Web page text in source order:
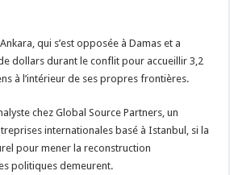
qui s’est opposée à Damas et a
dollars durant le conflit pour accueillir 3,2
à l’intérieur de ses propres frontières.
chez Global Source Partners, un
internationales basé à Istanbul, si la
pour mener la reconstruction
politiques demeurent.